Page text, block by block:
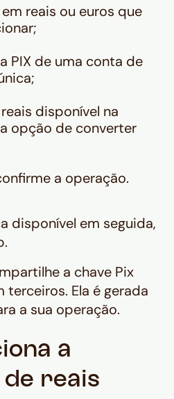
reais ou euros que
PIX de uma conta de
disponível na
opção de converter
a operação.
disponível em seguida,
a chave Pix
Ela é gerada
a sua operação.
a
de reais